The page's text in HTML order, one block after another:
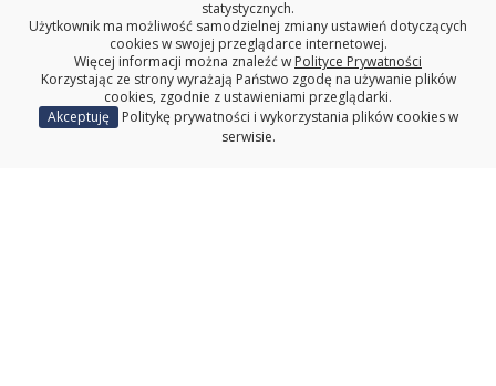
Wydział Mechaniczny
Redakcja serwisu www
statystycznych.
Użytkownik ma możliwość samodzielnej zmiany ustawień dotyczących
cookies w swojej przeglądarce internetowej.
Więcej informacji można znaleźć w Polityce Prywatności
Korzystając ze strony wyrażają Państwo zgodę na używanie plików
cookies, zgodnie z ustawieniami przeglądarki.
Akceptuję
Politykę prywatności i wykorzystania plików cookies w
serwisie.